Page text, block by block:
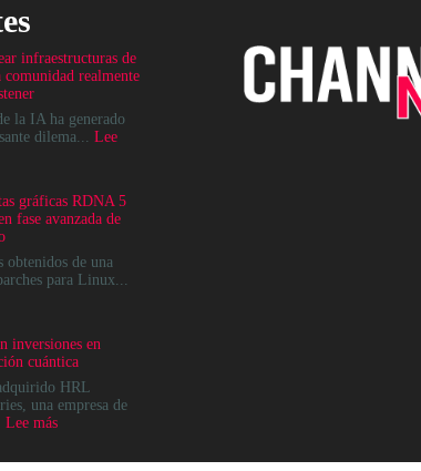
infraestructuras de
realmente
la IA ha generado
dilema... Lee
gráficas RDNA 5
fase avanzada de
obtenidos de una
para Linux...
inversiones en
cuántica
HRL
una empresa de
Lee más: